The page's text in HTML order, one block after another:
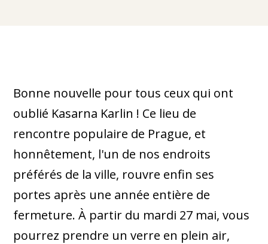
Bonne nouvelle pour tous ceux qui ont
oublié Kasarna Karlin ! Ce lieu de
rencontre populaire de Prague, et
honnêtement, l'un de nos endroits
préférés de la ville, rouvre enfin ses
portes après une année entière de
fermeture. À partir du mardi 27 mai, vous
pourrez prendre un verre en plein air,